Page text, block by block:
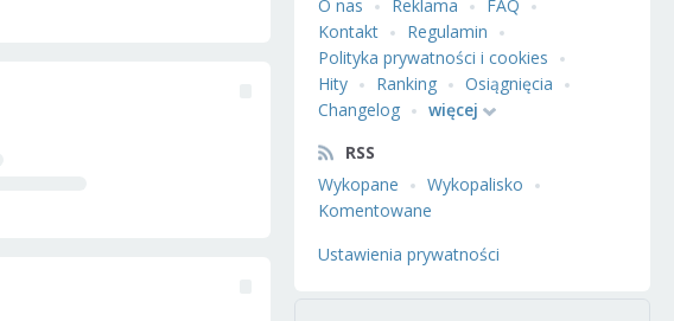
O nas
Reklama
FAQ
Kontakt
Regulamin
Polityka prywatności i cookies
Hity
Ranking
Osiągnięcia
Changelog
więcej
RSS
Wykopane
Wykopalisko
Komentowane
Ustawienia prywatności